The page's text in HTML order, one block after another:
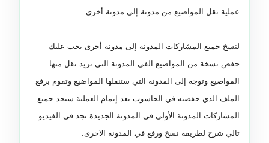
عملية نقل المواضيع من مدونة إلى مدونة أخرى.
لنسخ جميع المشاركات المدونة إلى مدونة أخرى يجب عليك
حفض نسخة من المواضيع الفي المدونة التي تريد نقل منها
المواضيع وتوجه إلى المدونة التي ستنقلها المواضيع وتقوم برفع
الملف الذي حفضته في الحاسوب بعد إتمام العملية ستجد جميع
المشاركات المدونة الأولى في المدونة الجديدة تجد في الفيديو
تالي شرح لطريقة نسخ ورفع في المدونة الاخرى.